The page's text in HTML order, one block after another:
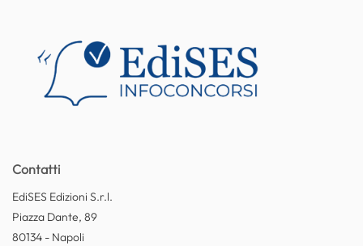
Contatti
EdiSES Edizioni S.r.l.
Piazza Dante, 89
80134 - Napoli